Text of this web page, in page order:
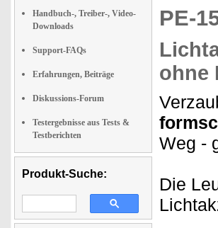
Handbuch-, Treiber-, Video-
Downloads
Support-FAQs
Erfahrungen, Beiträge
Diskussions-Forum
Testergebnisse aus Tests &
Testberichten
Produkt-Suche:
PE-
ohne
Weg -
Die